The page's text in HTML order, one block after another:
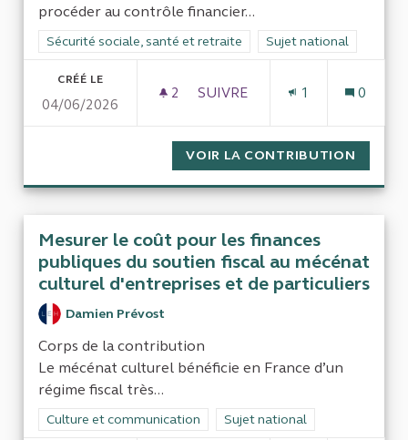
procéder au contrôle financier...
Filtrer les résultats de la catégorie : Sécurité sociale, santé
Sécurité sociale, santé et retraite Filtrer les résultats
Sujet national
CRÉÉ LE
04/06/2026
2 2 ABONNÉS
SUIVRE
1 0
VOIR LA CONTRIBUTION
Mesurer le coût pour les finances
publiques du soutien fiscal au mécénat
culturel d'entreprises et de particuliers
Damien Prévost
Corps de la contribution
Le mécénat culturel bénéficie en France d’un
régime fiscal très...
Filtrer les résultats de la catégorie : Culture et
Culture et communication Filtrer les résultats pour le
Sujet national